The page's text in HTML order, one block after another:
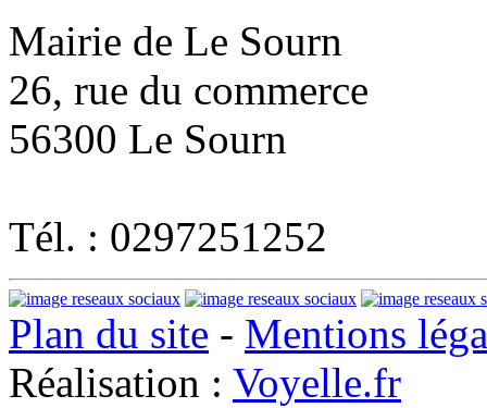
Mairie de Le Sourn
26, rue du commerce
56300 Le Sourn
Tél. : 0297251252
Plan du site - Mentions
Réalisation : Voyelle.fr